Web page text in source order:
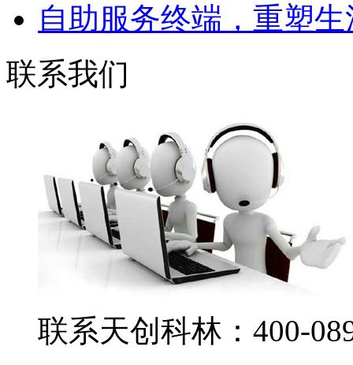
自助服务终端，重塑
联系我们
联系天创科林：400-